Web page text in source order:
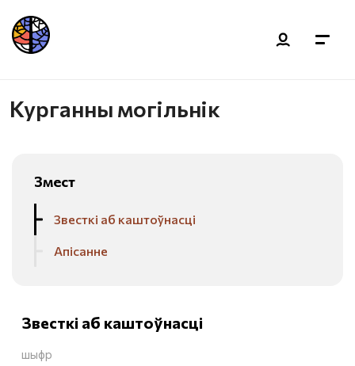
Курганны могільнік
Змест
Звесткі аб каштоўнасці
Апісанне
Звесткі аб каштоўнасці
шыфр